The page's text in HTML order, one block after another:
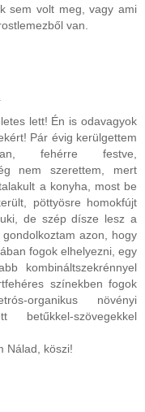
sem volt meg, vagy ami
van.
lett! Én is odavagyok
Pár évig kerülgettem
fehérre festve,
nem szerettem, mert
a konyha, most be
pöttyösre homokfújt
de szép dísze lesz a
azon, hogy
fogok elhelyezni, egy
kombináltszekrénnyel
színekben fogok
organikus növényi
szövegekkel
Nálad, köszi!